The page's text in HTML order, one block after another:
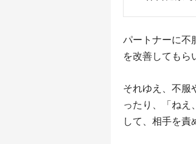
パートナーに不
を改善してもら
それゆえ、不服
ったり、「ねえ
して、相手を責